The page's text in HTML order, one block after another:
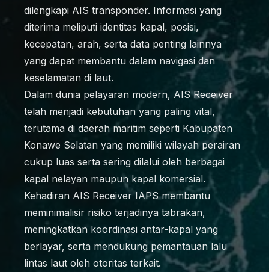
dilengkapi AIS transponder. Informasi yang
diterima meliputi identitas kapal, posisi,
kecepatan, arah, serta data penting lainnya
yang dapat membantu dalam navigasi dan
keselamatan di laut.
Dalam dunia pelayaran modern, AIS Receiver
telah menjadi kebutuhan yang paling vital,
terutama di daerah maritim seperti Kabupaten
Konawe Selatan yang memiliki wilayah perairan
cukup luas serta sering dilalui oleh berbagai
kapal nelayan maupun kapal komersial.
Kehadiran AIS Receiver IAPS membantu
meminimalisir risiko terjadinya tabrakan,
meningkatkan koordinasi antar-kapal yang
berlayar, serta mendukung pemantauan lalu
lintas laut oleh otoritas terkait.